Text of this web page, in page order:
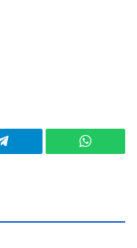
Telegram